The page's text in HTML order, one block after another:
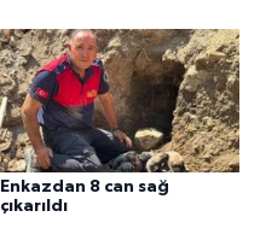
Enkazdan 8 can sağ
çıkarıldı